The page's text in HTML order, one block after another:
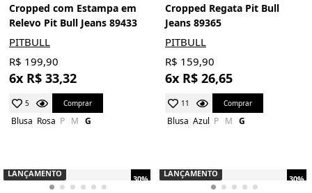
Cropped com Estampa em
Relevo Pit Bull Jeans 89433
PITBULL
R$ 199,90
6x R$ 33,32
5 Comprar
Blusa Rosa P M G
Cropped Regata Pit Bull
Jeans 89365
PITBULL
R$ 159,90
6x R$ 26,65
11 Comprar
Blusa Azul P M G
30%
LANÇAMENTO
30%
LANÇAMENTO